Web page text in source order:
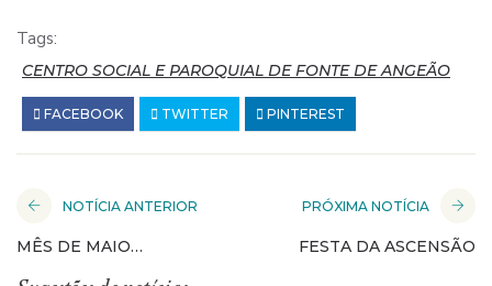
Tags:
CENTRO SOCIAL E PAROQUIAL DE FONTE DE ANGEÃO
FACEBOOK TWITTER PINTEREST
NOTÍCIA ANTERIOR
MÊS DE MAIO…
PRÓXIMA NOTÍCIA
FESTA DA ASCENSÃO